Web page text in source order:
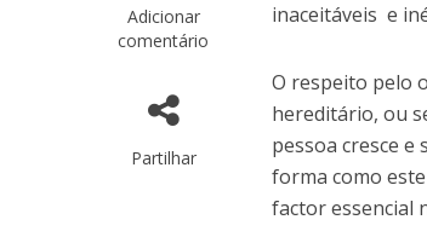
Adicionar
comentário
Partilhar
inaceitáveis e
O respeito pelo
hereditário, ou
pessoa cresce
forma como
factor essencial